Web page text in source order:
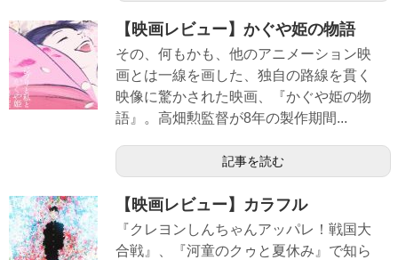
【映画レビュー】かぐや姫の物語
その、何もかも、他のアニメーション映
画とは一線を画した、独自の路線を貫く
映像に驚かされた映画、『かぐや姫の物
語』。高畑勲監督が8年の製作期間...
記事を読む
【映画レビュー】カラフル
『クレヨンしんちゃんアッパレ！戦国大
合戦』、『河童のクゥと夏休み』で知ら